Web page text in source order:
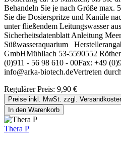
Behandeln Sie je nach Größe max.
Sie die Dosierspritze und Kanüle
unter fließendem Leitungswasser
Sicherheitsdatenblatt Anleitung
Süßwasseraquarium
GmbHMühllach 53-5590552
(0)911 - 56 98 610 - 00Fax: +49
info@arka-biotech.deVertreten
Regulärer Preis: 9,90 €
Preise inkl. MwSt. zzgl.
In den Warenkorb
Thera P